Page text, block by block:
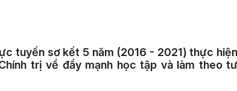
tuyến sơ kết 5 năm (2016 - 2021) thực hiện
trị về đẩy mạnh học tập và làm theo tư